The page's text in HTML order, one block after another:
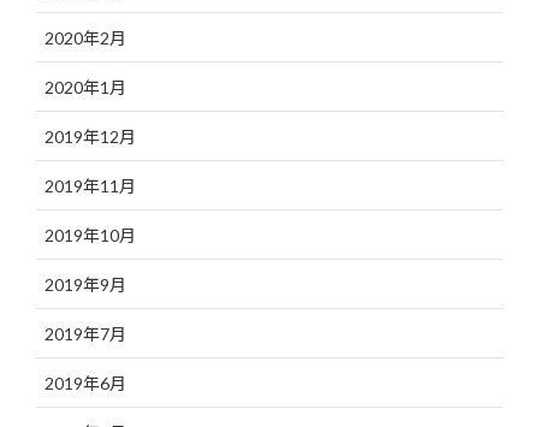
2020年2月
2020年1月
2019年12月
2019年11月
2019年10月
2019年9月
2019年7月
2019年6月